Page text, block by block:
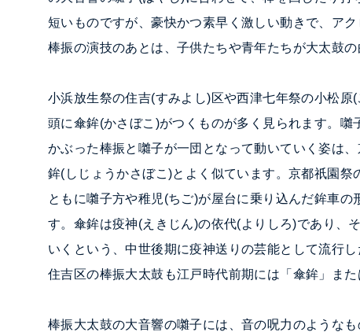
短いものですが、豪快かつ素早く激しい動きで、ア
棒振の演技のあとは、子供たちや青年たちが大太鼓の
小浜放生祭の住吉(すみよし)区や西津七年祭の小松
頭に傘鉾(かさぼこ)がつくものが多く見られます。
かぶった棒振と囃子が一団となって動いていく姿は
鉾(しじょうかさぼこ)とよく似ています。京都祇園
ともに囃子方や稚児(ちご)が屋台に乗り込んだ鉾車
す。傘鉾は疫神(えきじん)の依代(よりしろ)であり、
いくという、中世後期に疫神送りの芸能として流行
住吉区の棒振大太鼓も江戸時代前期には「傘鉾」ま
棒振大太鼓の大音響の囃子には、音の呪力のような